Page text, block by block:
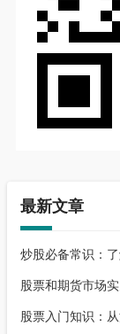
最新文章
炒股必备常识：
股票和期货市场
股票入门知识：